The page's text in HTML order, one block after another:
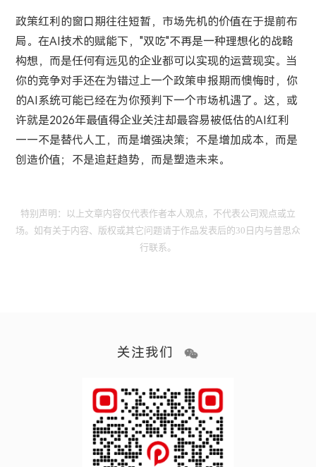
政策红利的窗口期往往短暂，市场先机的价值在于提前布
局。在AI技术的赋能下，"双吃"不再是一种理想化的战略
构想，而是任何有远见的企业都可以实现的运营现实。当
你的竞争对手还在为错过上一个政策申报期而懊悔时，你
的AI系统可能已经在为你预判下一个市场机遇了。这，或
许就是2026年最值得企业关注却最容易被低估的AI红利
——不是替代人工，而是增强决策；不是增加成本，而是
创造价值；不是追赶趋势，而是塑造未来。
特别声明：以上文章内容仅代表作者本人观点，不代表公司观点或立
场。如有关于内容、版权或其它问题请于作品发表后的30日内与普思众
行联系。
关注我们